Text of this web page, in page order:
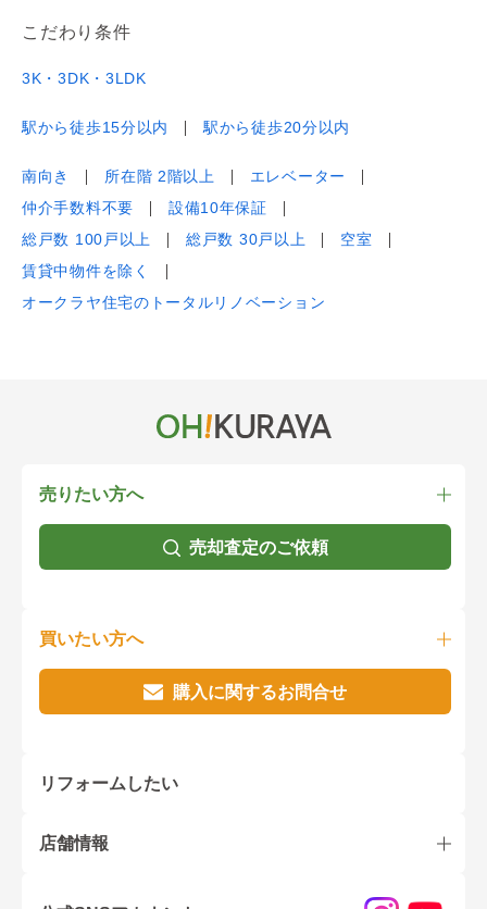
こだわり条件
3K・3DK・3LDK
駅から徒歩15分以内 駅から徒歩20分以内
南向き 所在階 2階以上
エレベーター
仲介手数料不要
設備10年保証
総戸数 100戸以上
総戸数 30戸以上
空室
賃貸中物件を除く
オークラヤ住宅のトータルリノベーション
売りたい方へ
売却査定のご依頼
買いたい方へ
購入に関するお問合せ
リフォームしたい
店舗情報